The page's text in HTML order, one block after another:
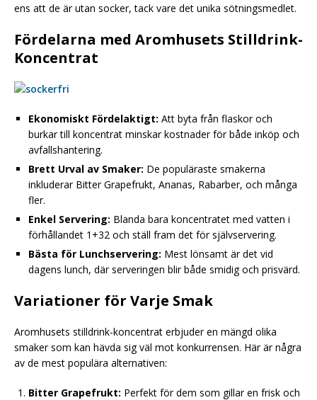
ens att de är utan socker, tack vare det unika sötningsmedlet.
Fördelarna med Aromhusets Stilldrink-
Koncentrat
Ekonomiskt Fördelaktigt: Att byta från flaskor och
burkar till koncentrat minskar kostnader för både inköp och
avfallshantering.
Brett Urval av Smaker: De populäraste smakerna
inkluderar Bitter Grapefrukt, Ananas, Rabarber, och många
fler.
Enkel Servering: Blanda bara koncentratet med vatten i
förhållandet 1+32 och ställ fram det för självservering.
Bästa för Lunchservering: Mest lönsamt är det vid
dagens lunch, där serveringen blir både smidig och prisvärd.
Variationer för Varje Smak
Aromhusets stilldrink-koncentrat erbjuder en mängd olika
smaker som kan hävda sig väl mot konkurrensen. Här är några
av de mest populära alternativen:
Bitter Grapefrukt: Perfekt för dem som gillar en frisk och